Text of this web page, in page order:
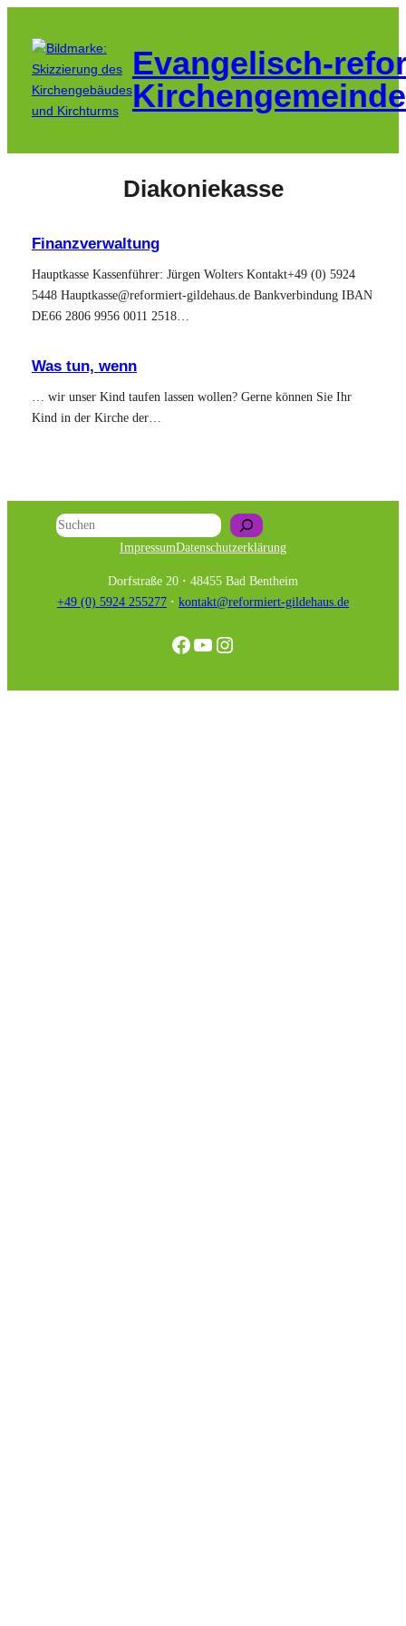
Inhalt
springen
Evangelisch-
Diakoniekasse
Finanzverwaltung
Hauptkasse Kassenführer: Jürgen Wolters Kontakt+49 (0) 5924
5448 Hauptkasse@reformiert-gildehaus.de Bankverbindung IBAN
DE66 2806 9956 0011 2518…
Was tun, wenn
… wir unser Kind taufen lassen wollen? Gerne können Sie Ihr
Kind in der Kirche der…
Suchen
ImpressumDatenschutzerklärung
Dorfstraße 20 · 48455 Bad Bentheim
+49 (0) 5924 255277 · kontakt@reformiert-gildehaus.de
Facebook
YouTube
Instagram